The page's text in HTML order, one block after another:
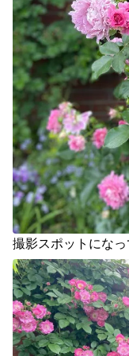
撮影スポットにな